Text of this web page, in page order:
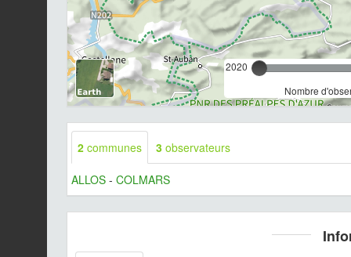
2020
Nombre
2 communes 3 observateurs
ALLOS - COLMARS